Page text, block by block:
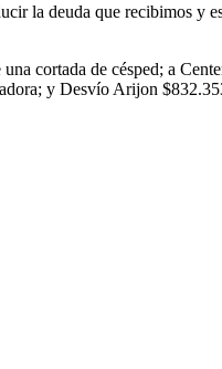
la deuda que recibimos
cortada de césped; a
y Desvío Arijon